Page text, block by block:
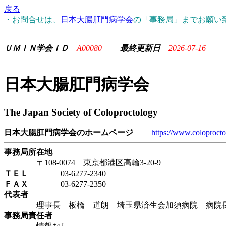
戻る
・お問合せは、
日本大腸肛門病学会の「事務局」までお願い
ＵＭＩＮ学会ＩＤ A00080 最終更新日 2026-07-16
日本大腸肛門病学会
The Japan Society of Coloproctology
日本大腸肛門病学会のホームページ https://
事務局所在地
〒108-0074 東京都港区高輪3-20-9
ＴＥＬ
03-6277-2340
ＦＡＸ
03-6277-2350
代表者
理事長 板橋 道朗 埼玉県済生会加須病院 病院
事務局責任者